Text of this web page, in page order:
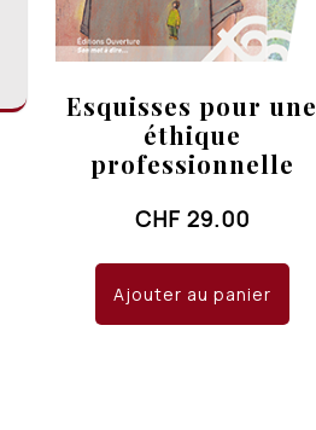
Esquisses pour une
éthique
professionnelle
CHF 29.00
Ajouter au panier